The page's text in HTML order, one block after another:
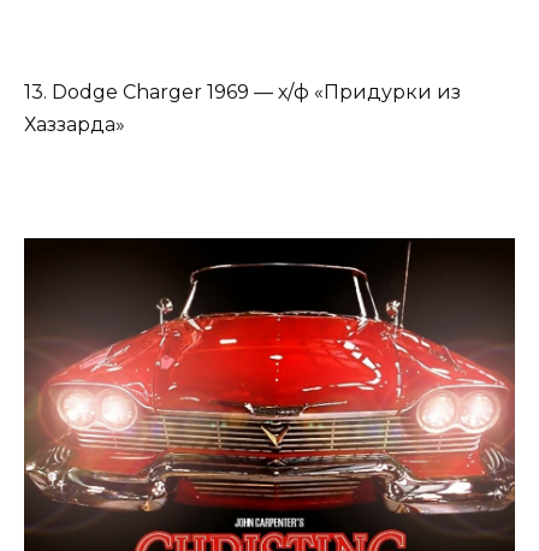
13. Dodge Charger 1969 — х/ф «Придурки из
Хаззарда»